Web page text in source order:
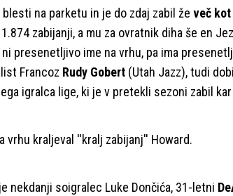
na parketu in je do zdaj zabil že več
zabijanji, a mu za ovratnik diha še en
presenetljivo ime na vrhu, pa ima
Francoz Rudy Gobert (Utah Jazz), tudi
igralca lige, ki je v pretekli sezoni zabil kar
vrhu kraljeval ''kralj zabijanj'' Howard.
nekdanji soigralec Luke Dončića, 31-letni